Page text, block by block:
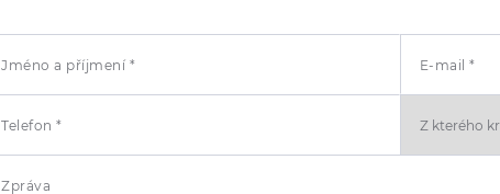
Jméno a příjmení * E-mail *
Telefon *
Zpráva